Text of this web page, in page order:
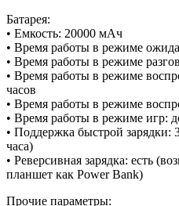
Батарея:
• Емкость: 20000 мАч
• Время работы в режиме
• Время работы в режиме
• Время работы в режиме
часов
• Время работы в режиме
• Время работы в режиме игр:
• Поддержка быстрой зарядки:
часа)
• Реверсивная зарядка: есть
планшет как Power Bank)
Прочие параметры: